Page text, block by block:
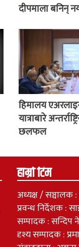
दीपमाला बनिन्
हिमालय
यात्राबारे
छलफल
हाम्रो टिम
अध्यक्ष / सञ्चालक
प्रवन्ध निर्देशक :
सम्पादक : सन्दिप
दृश्य सम्पादक :